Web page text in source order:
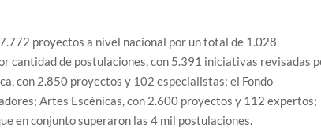
proyectos a nivel nacional por un total de 1.028
cantidad de postulaciones, con 5.391 iniciativas revisadas
con 2.850 proyectos y 102 especialistas; el Fondo
Artes Escénicas, con 2.600 proyectos y 112 expertos;
en conjunto superaron las 4 mil postulaciones.